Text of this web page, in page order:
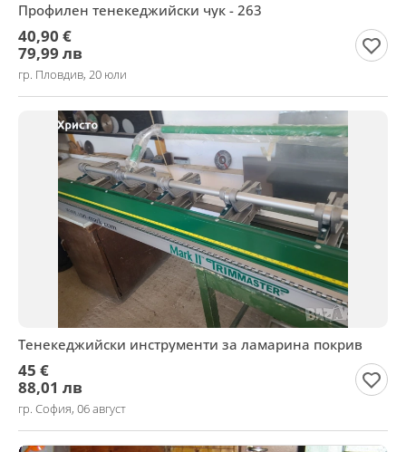
Профилен тенекеджийски чук - 263
40,90 €
79,99 лв
гр. Пловдив, 20 юли
Тенекеджийски инструменти за ламарина покрив
45 €
88,01 лв
гр. София, 06 август